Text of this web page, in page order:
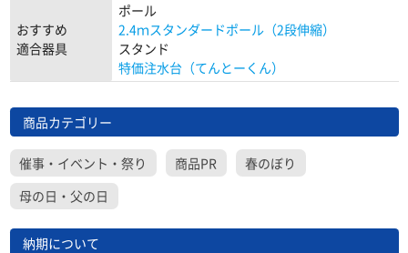
おすすめ
適合器具
ポール
2.4ｍスタンダードポール（2段伸縮）
スタンド
特価注水台（てんとーくん）
商品カテゴリー
催事・イベント・祭り 商品PR
春のぼり
母の日・父の日
納期について